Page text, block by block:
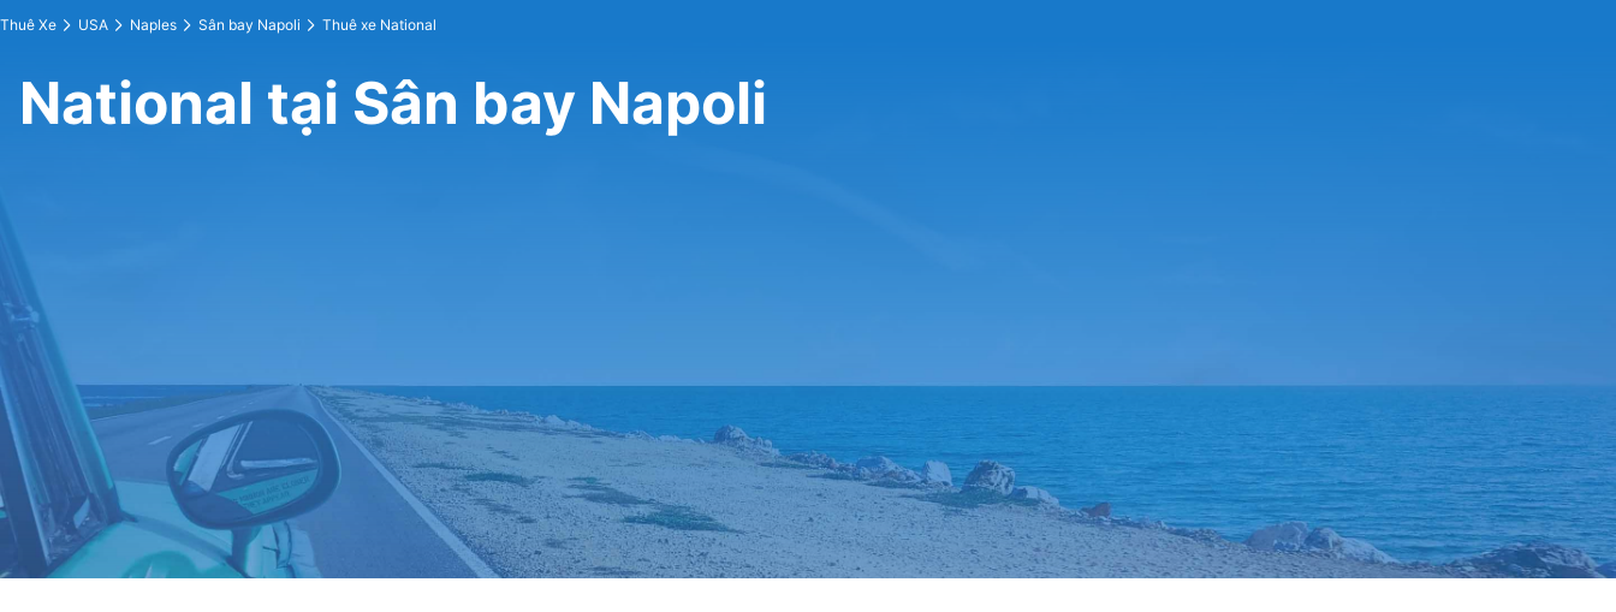
Thuê Xe USA Naples Sân bay Napoli Thuê xe National
National tại Sân bay Napoli